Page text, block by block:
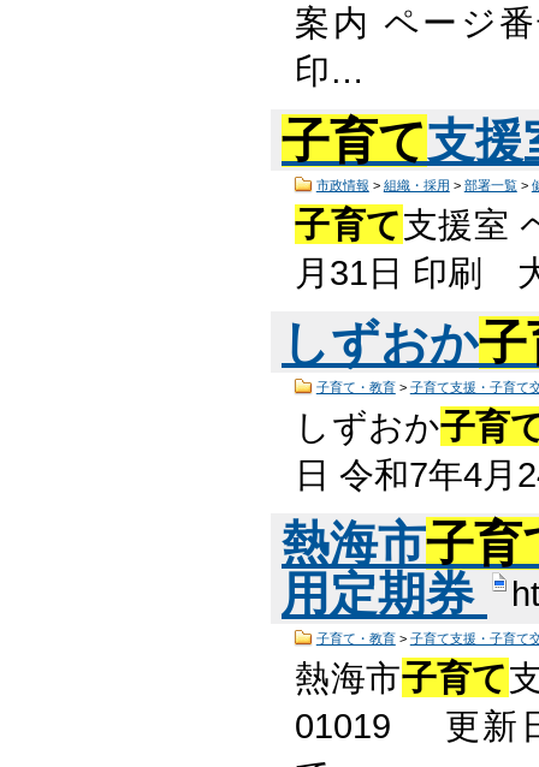
案内 ページ
印…
子育て支
市政情報 > 組織・採用 > 部署一覧>
子育て支援室
月31日 印刷
しずおか子
子育て・教育> 子育て支援・子育て
しずおか子育
日 令和7年4
熱海市子育
用定期券
子育て・教育> 子育て支援・子育て
熱海市子育て
01019 更新